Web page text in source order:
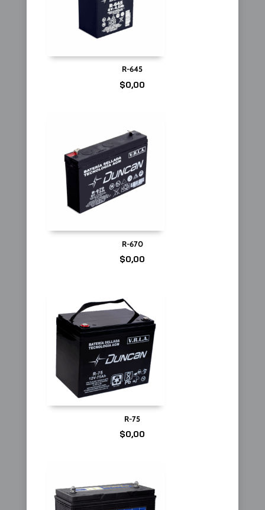
R-645
$0,00
R-670
$0,00
R-75
$0,00